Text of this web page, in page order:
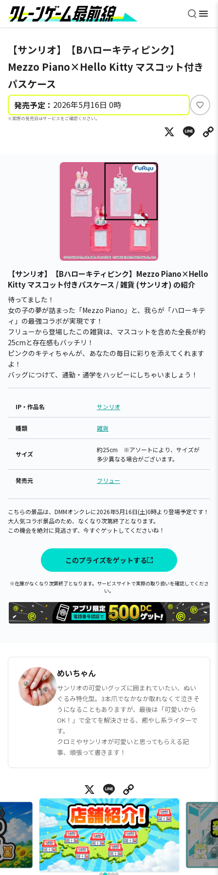
【サンリオ】【Bハローキティピンク】
Mezzo Piano×Hello Kitty マスコット付き
パスケース
発売予定： 2026年5月16日 0時
※実際の発売日はサービスをご確認ください。
い
ね
X
【サンリオ】【Bハローキティピンク】Mezzo Piano×Hello
Kitty マスコット付きパスケース / 雑貨 (サンリオ) の紹介
待ってました！
女の子の夢が詰まった「Mezzo Piano」と、我らが「ハローキテ
ィ」の最強コラボが実現です！
フリューから登場したこの雑貨は、マスコットを含めた全長が約
25cmと存在感もバッチリ！
ピンクのキティちゃんが、あなたの毎日に彩りを添えてくれます
よ！
バッグにつけて、通勤・通学をハッピーにしちゃいましょう！
IP・作品名 サンリオ
種類 雑貨
サイズ
約25cm ※アソートにより、サイズが
多少異なる場合がございます。
発売元 フリュー
こちらの景品は、DMMオンクレに2026年5月16日(土)0時より登場予定です！
大人気コラボ景品のため、なくなり次第終了となります。
この機会を絶対に見逃さず、今すぐゲットしてくださいね！
このプライズをゲットする
※在庫がなくなり次第終了となります。サービスサイトで実際の取り扱いを確認してくださ
い。
めいちゃん
サンリオの可愛いグッズに囲まれていたい、ぬい
ぐるみ特化型。3本爪でなかなか取れなくて泣きそ
うになることもありますが、最後は「可愛いから
OK！」で全てを解決させる、癒やし系ライターで
す。
クロミやサンリオが可愛いと思ってもらえる記
事、頑張って書きます！
X Line